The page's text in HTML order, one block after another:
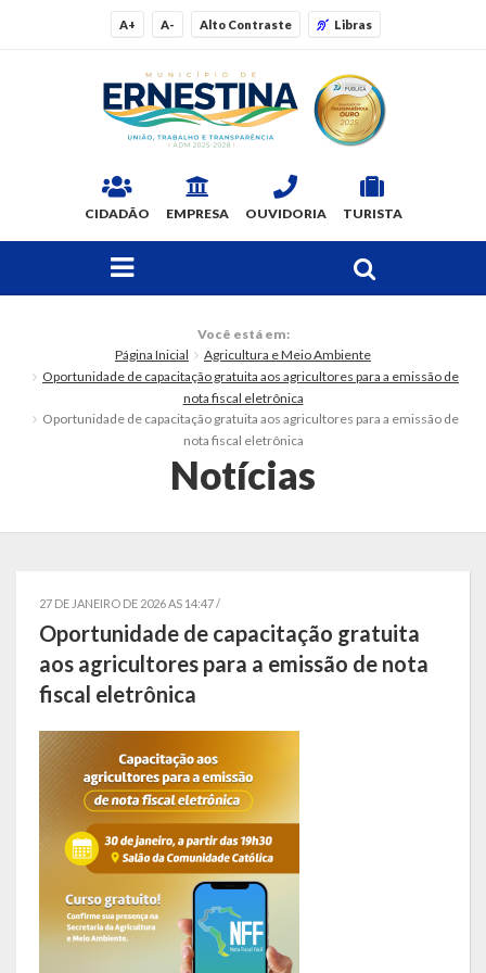
A+ A- Alto Contraste Libras
CIDADÃO EMPRESA OUVIDORIA TURISTA
Dados Gerais
Ex-prefeitos
Telefones Úteis
Estrutura organizacional
Administração
Assistência Social
Educação, Cultura, Desporto e Turismo
Sala Multidisciplinar Saber Mais
Escola Municipal de Educação Infantil Dr. Orlando Rojas
Você está em:
Página Inicial
Agricultura e Meio Ambiente
Oportunidade de capacitação gratuita aos agricultores para a emissão de
nota fiscal eletrônica
Oportunidade de capacitação gratuita aos agricultores para a emissão de
nota fiscal eletrônica
Notícias
27 DE JANEIRO DE 2026 AS 14:47 /
Oportunidade de capacitação gratuita
aos agricultores para a emissão de nota
fiscal eletrônica